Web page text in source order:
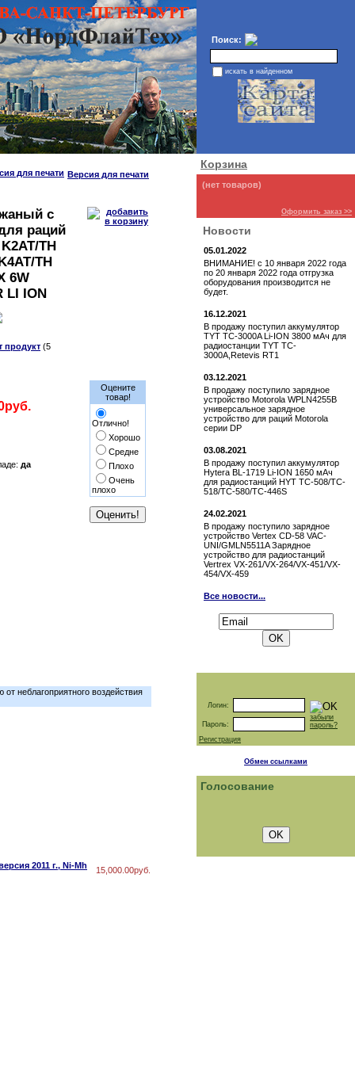
Поиск:
искать в найденном
Версия для печати
с
раций
TH
TH
6W
LI ION
продукт (5
Оцените
товар!
Отлично!
Хорошо
Средне
Плохо
Очень
плохо
да
неблагоприятного воздействия
2011 г., Ni-Mh
15,000.00руб.
Корзина
(нет товаров)
Оформить заказ >>
Новости
05.01.2022
ВНИМАНИЕ! с 10 января 2022 года
по 20 января 2022 года отгрузка
оборудования производится не
будет.
16.12.2021
В продажу поступил аккумулятор
TYT TC-3000A Li-ION 3800 мАч для
радиостанции TYT TC-
3000A,Retevis RT1
03.12.2021
В продажу поступило зарядное
устройство Motorola WPLN4255B
универсальное зарядное
устройство для раций Motorola
серии DP
03.08.2021
В продажу поступил аккумулятор
Hytera BL-1719 Li-ION 1650 мАч
для радиостанций HYT TC-508/TC-
518/TC-580/TC-446S
24.02.2021
В продажу поступило зарядное
устройство Vertex СD-58 VAC-
UNI/GMLN5511A Зарядное
устройство для радиостанций
Vertrex VX-261/VX-264/VX-451/VX-
454/VX-459
Все новости...
Логин:
Пароль:
забыли
пароль?
Регистрация
Обмен ссылками
Голосование